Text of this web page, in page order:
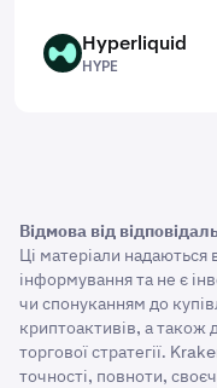
HYPE Hyperliquid
HYPE
Відмова від
Ці матеріали
інформування та не є
чи спонуканням до
криптоактивів, а також
торгової стратегії.
точності, повноти,